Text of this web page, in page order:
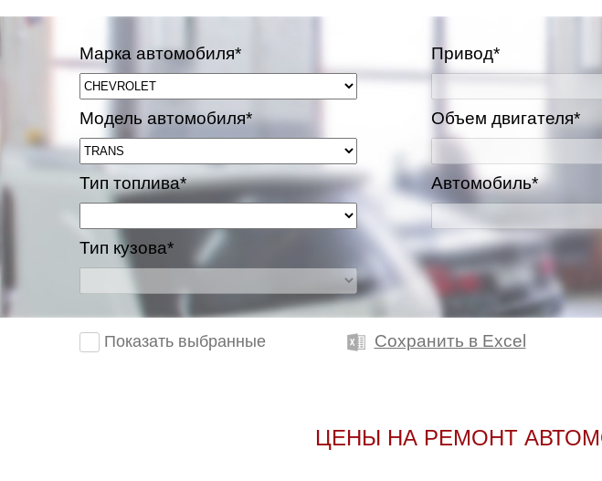
Марка автомобиля*
Модель автомобиля*
Тип топлива*
Тип кузова*
Привод*
Объем двигателя*
Автомобиль*
Показать выбранные Сохранить в Excel
ЦЕНЫ НА РЕМОНТ